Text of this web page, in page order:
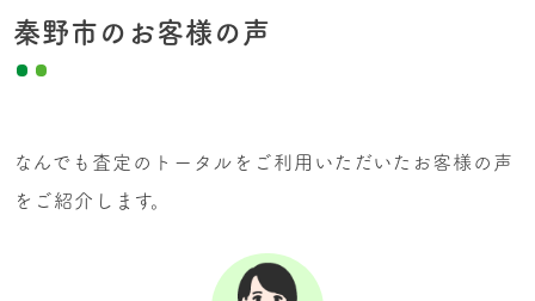
秦野市のお客様の声
なんでも査定のトータルをご利用いただいたお客様の声
をご紹介します。